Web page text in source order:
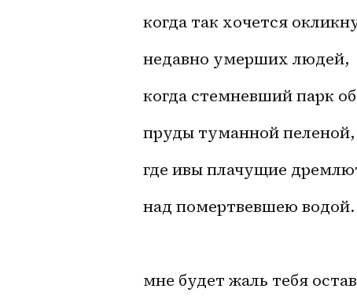
когда так хочется
недавно умерших людей,
когда стемневший парк
пруды туманной пеленой,
где ивы плачущие
над помертвевшею водой.
мне будет жаль тебя